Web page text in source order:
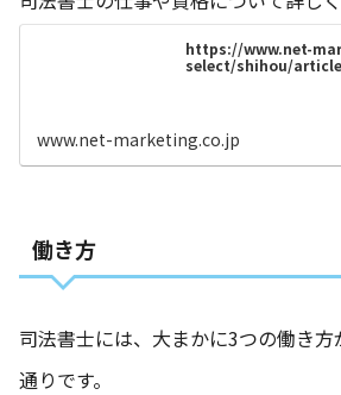
https://www.net-
select/shihou/
www.net-marketing.co.jp
働き方
司法書士には、大まかに3つの働き方
通りです。‎